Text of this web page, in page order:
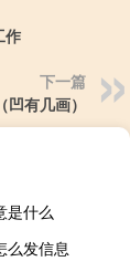
作
下一篇
有几画）
是什么
么发信息